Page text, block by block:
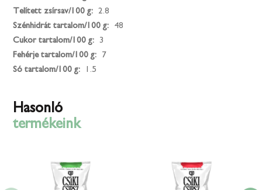
Telített zsírsav/100 g:
2.8
Szénhidrát tartalom/100 g:
48
Cukor tartalom/100 g:
3
Fehérje tartalom/100 g:
7
Só tartalom/100 g:
1.5
Hasonló
termékeink